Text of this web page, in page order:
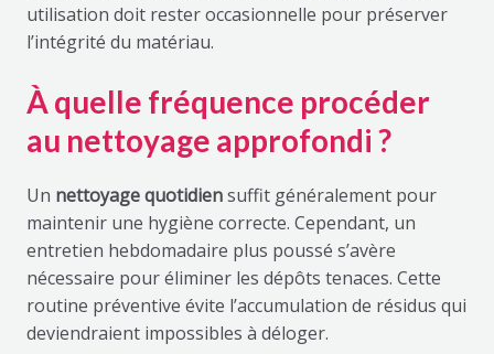
utilisation doit rester occasionnelle pour préserver
l’intégrité du matériau.
À quelle fréquence procéder
au nettoyage approfondi ?
Un nettoyage quotidiensuffit généralement pour
maintenir une hygiène correcte. Cependant, un
entretien hebdomadaire plus poussé s’avère
nécessaire pour éliminer les dépôts tenaces. Cette
routine préventive évite l’accumulation de résidus qui
deviendraient impossibles à déloger.